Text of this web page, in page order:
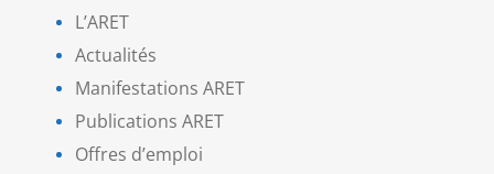
L’ARET
Actualités
Manifestations ARET
Publications ARET
Offres d’emploi